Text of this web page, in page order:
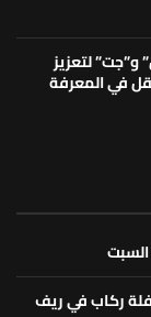
لتعزيز
في المعرفة
السبت
ركاب في ريف